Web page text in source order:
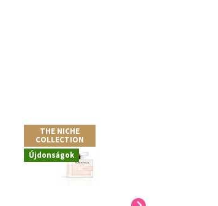
THE NICHE
COLLECTION
Újdonságok